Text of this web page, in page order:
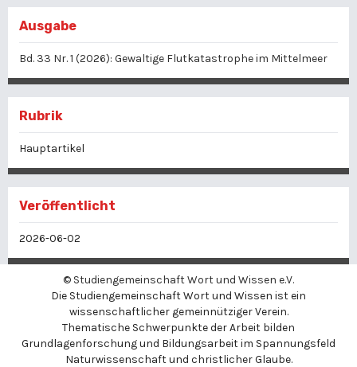
Ausgabe
Bd. 33 Nr. 1 (2026): Gewaltige Flutkatastrophe im Mittelmeer
Rubrik
Hauptartikel
Veröffentlicht
2026-06-02
© Studiengemeinschaft Wort und Wissen e.V.
Die Studiengemeinschaft Wort und Wissen ist ein
wissenschaftlicher gemeinnütziger Verein.
Thematische Schwerpunkte der Arbeit bilden
Grundlagenforschung und Bildungsarbeit im Spannungsfeld
Naturwissenschaft und christlicher Glaube.